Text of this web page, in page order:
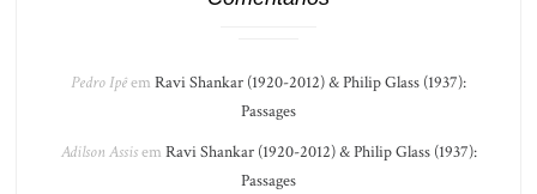
Pedro Ipêem Ravi Shankar (1920-2012) & Philip Glass (1937):
Passages
Adilson Assisem Ravi Shankar (1920-2012) & Philip Glass (1937):
Passages